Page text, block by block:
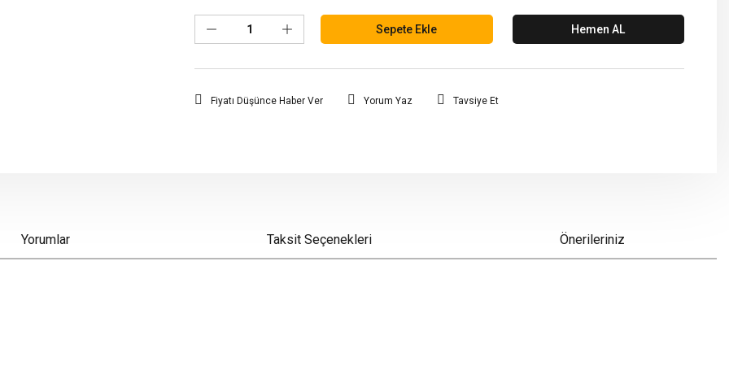
Sepete Ekle Hemen AL
Fiyatı Düşünce Haber Ver Yorum Yaz Tavsiye Et
Yorumlar Taksit Seçenekleri Önerileriniz